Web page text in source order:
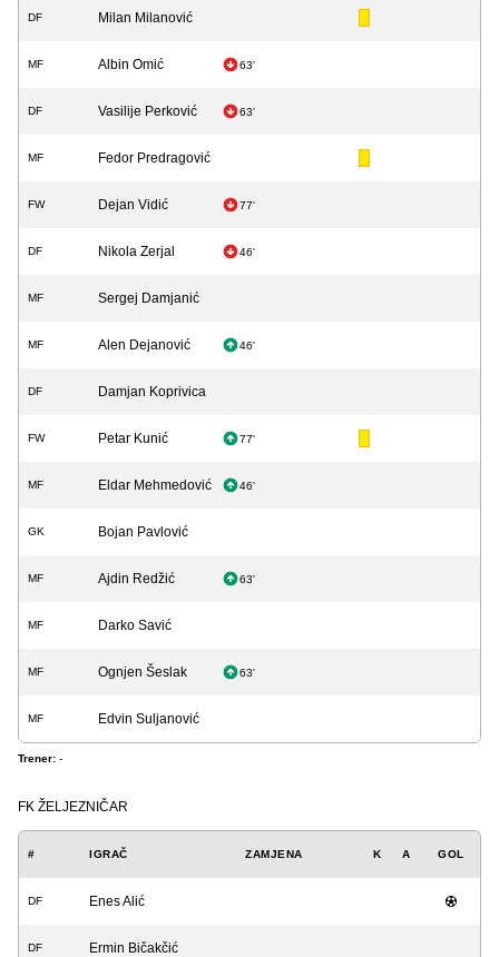
DF Milan Milanović
MF Albin Omić 63'
DF Vasilije Perković 63'
MF Fedor Predragović
FW Dejan Vidić 77'
DF Nikola Zerjal 46'
MF Sergej Damjanić
MF Alen Dejanović 46'
DF Damjan Koprivica
FW Petar Kunić 77'
MF Eldar Mehmedović 46'
GK Bojan Pavlović
MF Ajdin Redžić 63'
MF Darko Savić
MF Ognjen Šeslak 63'
MF Edvin Suljanović
Trener: -
FK ŽELJEZNIČAR
# IGRAČ ZAMJENA K A GOL
DF Enes Alić
DF Ermin Bičakčić